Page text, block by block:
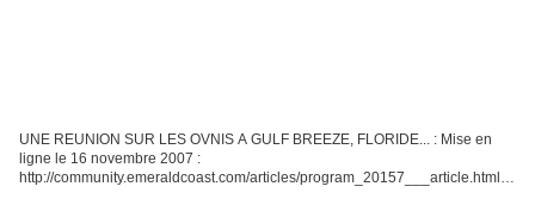
UNE REUNION SUR LES OVNIS A GULF BREEZE, FLORIDE... : Mise en
ligne le 16 novembre 2007 :
http://community.emeraldcoast.com/articles/program_20157___article.html/uf